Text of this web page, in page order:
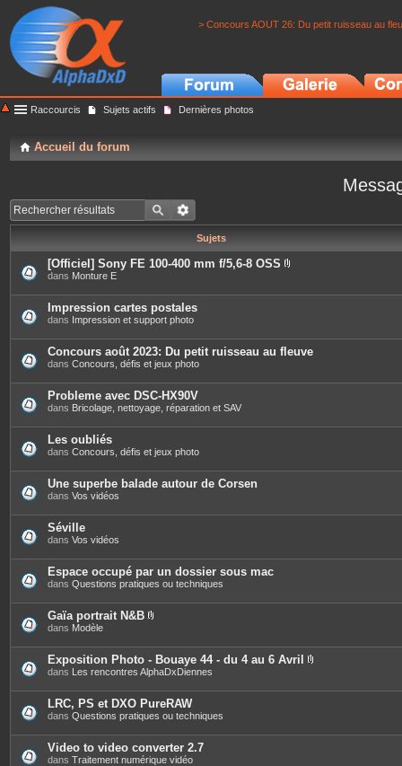
> Concours AOUT 26: Du petit ruisseau au
Raccourcis Sujets actifs Dernières photos
Accueil du forum
Sujets
[Officiel] Sony FE 100-400 mm f/5,6-8 OSS
è
j
o
i
t
dans Monture E
Impression cartes postales
dans Impression et support photo
Concours août 2023: Du petit ruisseau au fleuve
dans Concours, défis et jeux photo
Probleme avec DSC-HX90V
dans Bricolage, nettoyage, réparation et SAV
Les oubliés
dans Concours, défis et jeux photo
Une superbe balade autour de Corsen
dans Vos vidéos
Séville
dans Vos vidéos
Espace occupé par un dossier sous mac
dans Questions pratiques ou techniques
Gaïa portrait N&B
è
c
e
s
j
o
i
n
t
e
s
dans Modèle
Exposition Photo - Bouaye 44 - du 4 au 6 Avril
è
j
dans Les rencontres AlphaDxDiennes
LRC, PS et DXO PureRAW
dans Questions pratiques ou techniques
Video to video converter 2.7
dans Traitement numérique vidéo